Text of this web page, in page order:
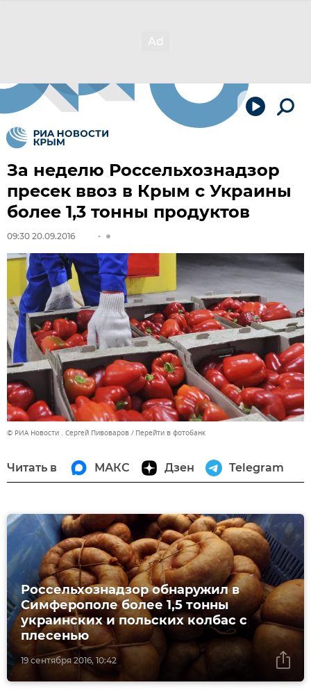
За неделю Россельхознадзор
пресек ввоз в Крым с Украины
более 1,3 тонны продуктов
09:30 20.09.2016
© РИА Новости . Сергей Пивоваров Перейти в фотобанк
Читать в МАКС Дзен Telegram
19 сентября 2016, 10:42
Россельхознадзор обнаружил в
Симферополе более 1,5 тонны
украинских и польских колбас с
плесенью